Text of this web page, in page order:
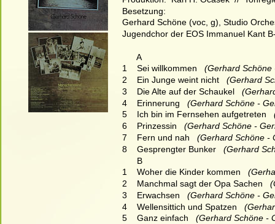
Besetzung:
Gerhard Schöne (voc, g), Studio
Jugendchor der EOS Immanuel Kant
      A
1    Sei willkommen
(Gerhard Schöne
2    Ein Junge weint nicht
(Gerhard
3    Die Alte auf der Schaukel
4    Erinnerung
(Gerhard Schöne -
5    Ich bin im Fernsehen aufgetreten
6    Prinzessin
(Gerhard Schöne -
7    Fern und nah
(Gerhard Schöne -
8    Gesprengter Bunker
(Gerhard
      B
1    Woher die Kinder kommen
2    Manchmal sagt der Opa Sachen
3    Erwachsen
(Gerhard Schöne -
4    Wellensittich und Spatzen
5    Ganz einfach
(Gerhard Schöne -